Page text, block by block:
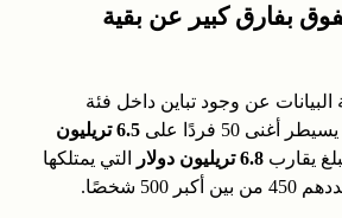
بفارق كبير عن بقية
عن وجود تباين داخل فئة
أغنى 50 فردًا على
6.5 تريليون
يقارب 6.8 تريليون دولار
التي يمتلكها
500 شخصًا.